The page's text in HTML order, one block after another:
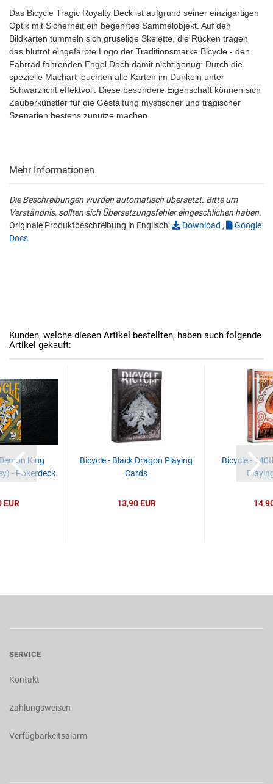
Das Bicycle Tragic Royalty Deck ist aufgrund seiner einzigartigen
Optik mit Sicherheit ein begehrtes Sammelobjekt. Auf den
Bildkarten tummeln sich gruselige Skelette, die Rücken tragen
das blutrot eingefärbte Logo der Traditionsmarke Bicycle - den
Fahrrad fahrenden Engel.Doch damit nicht genug: Durch die
spezielle Machart leuchten alle Karten im Dunkeln unter
Schwarzlicht effektvoll. Diese besondere Eigenschaft können sich
Zauberkünstler für die Gestaltung mystischer und tragischer
Szenarien bestens zunutze machen.
Mehr Informationen
Die Beschreibungen wurden automatisch übersetzt. Bitte um
Verständnis, sollten sich Übersetzungsfehler eingeschlichen haben.
Originale Produktbeschreibung in Englisch:
Download ,
Google
Docs
Kunden, welche diesen Artikel bestellten, haben auch folgende
Artikel gekauft:
King
- Pokerdeck
EUR
Bicycle - Black Dragon Playing
Cards
13,90 EUR
Bicycle -
SERVICE
Kontakt
Zahlungsweisen
Verfügbarkeitsalarm